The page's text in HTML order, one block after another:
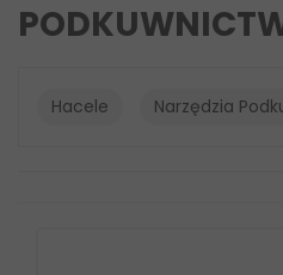
Hacele Narzędzia